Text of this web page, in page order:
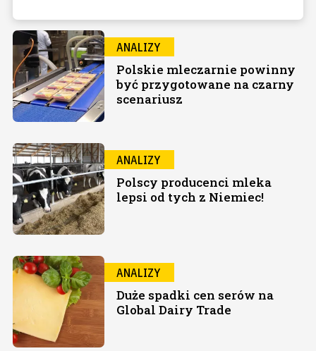
ANALIZY
Polskie mleczarnie powinny
być przygotowane na czarny
scenariusz
ANALIZY
Polscy producenci mleka
lepsi od tych z Niemiec!
ANALIZY
Duże spadki cen serów na
Global Dairy Trade